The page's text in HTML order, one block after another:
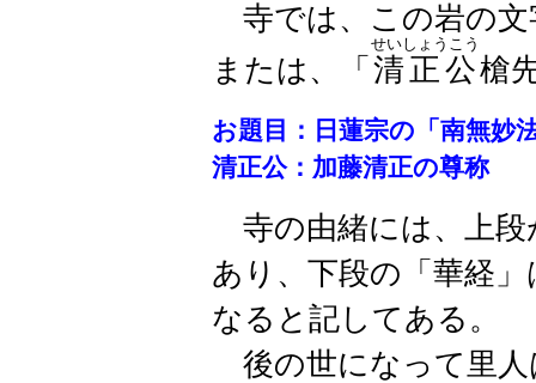
寺では、この岩の文
または、「 清正公
せいしょうこう
槍
お題目：日蓮宗の「南無妙
清正公：加藤清正の尊称
寺の由緒には、上段
あり、下段の「華経
なると記してある。
後の世になって里人